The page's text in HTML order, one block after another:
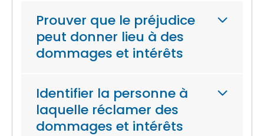
Prouver que le préjudice
peut donner lieu à des
dommages et intérêts
Identifier la personne à
laquelle réclamer des
dommages et intérêts